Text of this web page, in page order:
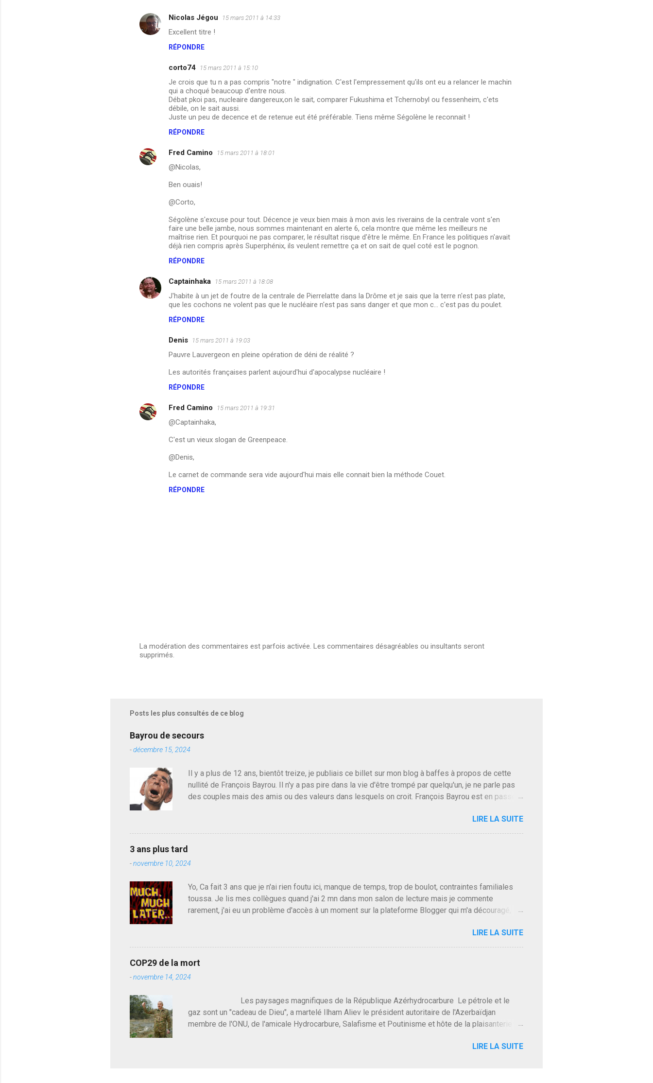
C
o
e
Nicolas Jégou 15 mars 2011 à 14:33
Excellent titre !
RÉPONDRE
corto74 15 mars 2011 à 15:10
Je crois que tu n a pas compris "notre " indignation. C'est l'empressement qu'ils ont eu a relancer le machin
qui a choqué beaucoup d'entre nous.
Débat pkoi pas, nucleaire dangereux,on le sait, comparer Fukushima et Tchernobyl ou fessenheim, c'ets
débile, on le sait aussi.
Juste un peu de decence et de retenue eut été préférable. Tiens même Ségolène le reconnait !
RÉPONDRE
Fred Camino 15 mars 2011 à 18:01
@Nicolas,
Ben ouais!
@Corto,
Ségolène s'excuse pour tout. Décence je veux bien mais à mon avis les riverains de la centrale vont s'en
faire une belle jambe, nous sommes maintenant en alerte 6, cela montre que même les meilleurs ne
maîtrise rien. Et pourquoi ne pas comparer, le résultat risque d'être le même. En France les politiques n'avait
déjà rien compris après Superphénix, ils veulent remettre ça et on sait de quel coté est le pognon.
RÉPONDRE
Captainhaka 15 mars 2011 à 18:08
J'habite à un jet de foutre de la centrale de Pierrelatte dans la Drôme et je sais que la terre n'est pas plate,
que les cochons ne volent pas que le nucléaire n'est pas sans danger et que mon c... c'est pas du poulet.
RÉPONDRE
Denis 15 mars 2011 à 19:03
Pauvre Lauvergeon en pleine opération de déni de réalité ?
Les autorités françaises parlent aujourd'hui d'apocalypse nucléaire !
RÉPONDRE
Fred Camino 15 mars 2011 à 19:31
@Captainhaka,
C'est un vieux slogan de Greenpeace.
@Denis,
Le carnet de commande sera vide aujourd'hui mais elle connait bien la méthode Couet.
RÉPONDRE
E
t
e
r
u
m
m
e
n
r
La modération des commentaires est parfois activée. Les commentaires désagréables ou insultants seront
supprimés.
Posts les plus consultés de ce blog
Bayrou de secours
-décembre 15, 2024
Il y a plus de 12 ans, bientôt treize, je publiais ce billet sur mon blog à baffes à propos de cette
nullité de François Bayrou. Il n'y a pas pire dans la vie d'être trompé par quelqu'un, je ne parle pas
des couples mais des amis ou des valeurs dans lesquels on croit. François Bayrou est en passe
déjà le candidat de la droite molle plus proche de Sarkozy que de Hollande, sinon il serait candidat
du centre de la gauche molle mais quand on écoutait ses discours critiques presque sincères
de l'Assemblée ou du Sénat. Ou assister au débarquement des américains en Normandie. Bayrou
LIRE LA SUITE
3 ans plus tard
-novembre 10, 2024
Yo, Ca fait 3 ans que je n'ai rien foutu ici, manque de temps, trop de boulot, contraintes familiales
toussa. Je lis mes collègues quand j'ai 2 mn dans mon salon de lecture mais je commente
rarement, j'ai eu un problème d'accès à un moment sur la plateforme Blogger qui m'a découragé,
pouvoir, Vlad Poutine qui a déclaré la guerre à l'Europe via l'Ukraine reçoit des troupes de Kim Mes
Couilles Un, Les islamistes de la religion de paix et d'amour déclenchent l'intifada mondiale après
demandait pas plus sont un tantinet excessif . Quelque part je ne peux pas franchement lui en
vouloir, quand un attentat touche ton pays avec 1700 morts, tu as envie d'exploser la gueule de
LIRE LA SUITE
COP29 de la mort
-novembre 14, 2024
Les paysages magnifiques de la République Azérhydrocarbure Le pétrole et le
gaz sont un "cadeau de Dieu", a martelé Ilham Aliev le président autoritaire de l'Azerbaïdjan
membre de l'ONU, de l'amicale Hydrocarbure, Salafisme et Poutinisme et hôte de la plaisanterie
le mieux c'est d'en crever directement. On pourrait en rire mais ce dictateur d'une autre époque est
LIRE LA SUITE